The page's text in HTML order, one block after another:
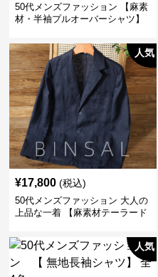
50代メンズファッション 【麻素
材・半袖プルオーバーシャツ】
人気
¥17,800 (税込)
50代メンズファッション 大人の
上品な一着 【麻素材テーラード
人気